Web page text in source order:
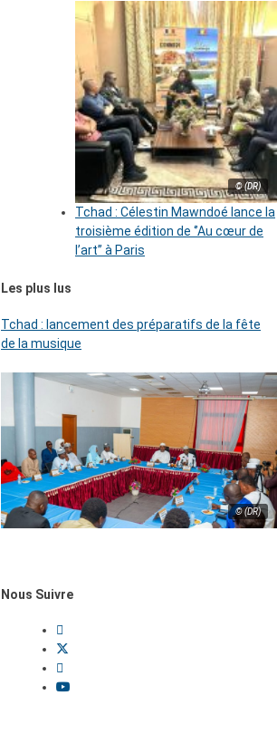
© (DR)
Tchad : Célestin Mawndoé lance la
troisième édition de ‘’Au cœur de
l’art’’ à Paris
Les plus lus
Tchad : lancement des préparatifs de la fête
de la musique
© (DR)
Nous Suivre